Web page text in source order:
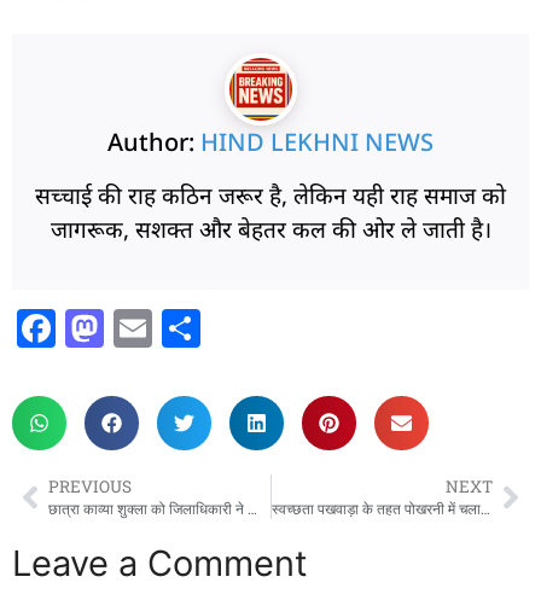
Author: HIND LEKHNI NEWS
सच्चाई की राह कठिन जरूर है, लेकिन यही राह समाज को
जागरूक, सशक्त और बेहतर कल की ओर ले जाती है।
F
c
e
b
o
o
M
st
o
d
o
n
E
ai
l
ar
e
PREVIOUS
छात्रा काव्या शुक्ला को जिलाधिकारी ने किया सम्मानित, उज्ज्वल भविष्य की दी शुभकामनाएं
NEXT
स्वच्छता पखवाड़ा के तहत पोखरनी में चला विशेष सफाई अभियान, ग्रामीणों ने लिया स्वच्छता का संकल्प*
Leave a Comment